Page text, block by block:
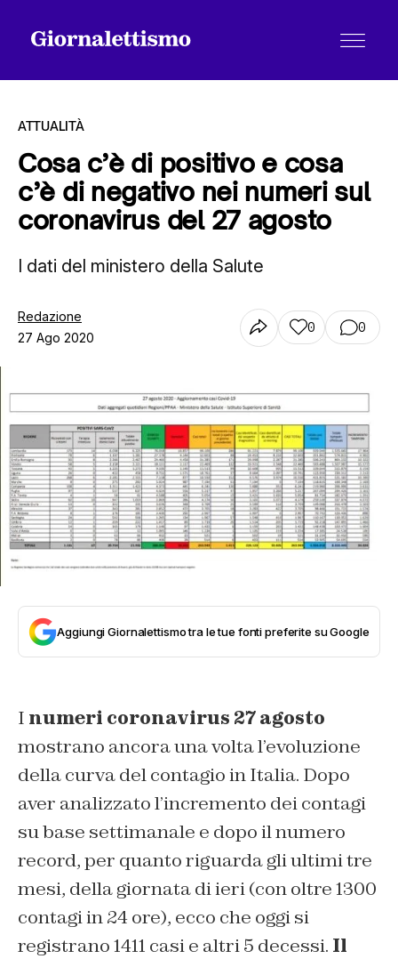
Tutti gli articoli
Chi siamo
Contatti
ATTUALITÀ
Cosa c’è di positivo e cosa
c’è di negativo nei numeri sul
coronavirus del 27 agosto
I dati del ministero della Salute
Redazione
27 Ago 2020
0 0
Aggiungi Giornalettismo tra le tue fonti preferite su Google
I numeri coronavirus 27 agosto
mostrano ancora una volta l’evoluzione
della curva del contagio in Italia. Dopo
aver analizzato l’incremento dei contagi
su base settimanale e dopo il numero
record, per quanto riguarda gli ultimi tre
mesi, della giornata di ieri (con oltre 1300
contagi in 24 ore), ecco che oggi si
registrano 1411 casi e altri 5 decessi. Il